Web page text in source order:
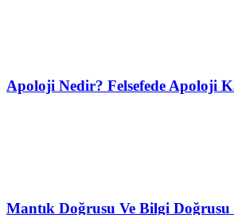
Apoloji Nedir? Felsefede Apoloji
Mantık Doğrusu Ve Bilgi Doğrusu